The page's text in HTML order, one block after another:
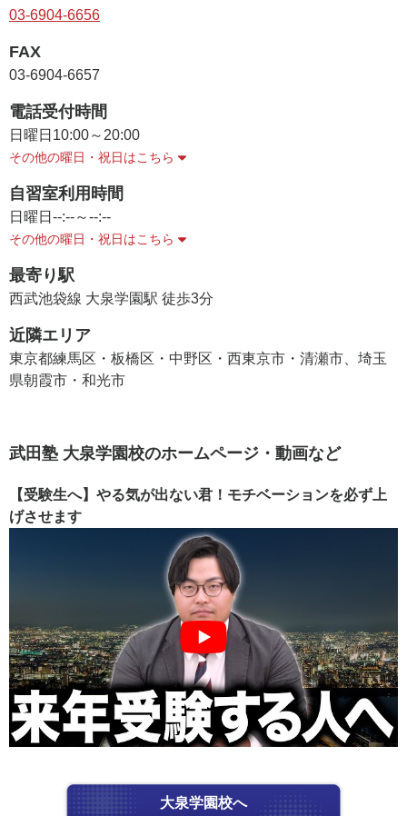
03-6904-6656
FAX
03-6904-6657
電話受付時間
日曜日 10:00～20:00
その他の曜日・祝日はこちら
自習室利用時間
日曜日 --:--～--:--
その他の曜日・祝日はこちら
最寄り駅
西武池袋線 大泉学園駅 徒歩3分
近隣エリア
東京都練馬区・板橋区・中野区・西東京市・清瀬市、埼玉
県朝霞市・和光市
武田塾 大泉学園校のホームページ・動画など
【受験生へ】やる気が出ない君！モチベーションを必ず上
げさせます
大泉学園校へ